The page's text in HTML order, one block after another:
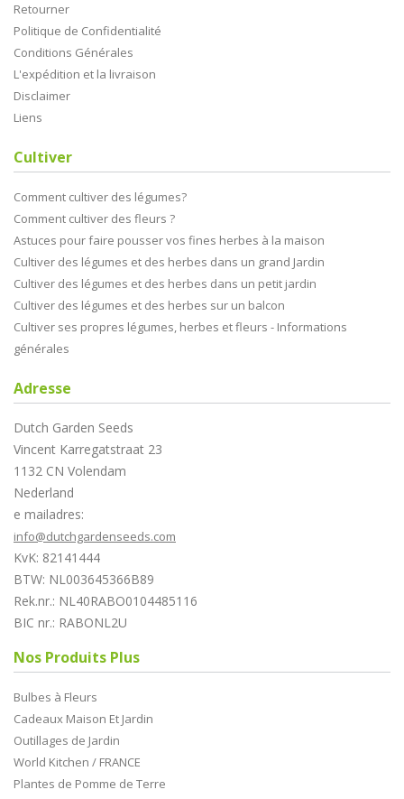
Retourner
Politique de Confidentialité
Conditions Générales
L'expédition et la livraison
Disclaimer
Liens
Cultiver
Comment cultiver des légumes?
Comment cultiver des fleurs ?
Astuces pour faire pousser vos fines herbes à la maison
Cultiver des légumes et des herbes dans un grand Jardin
Cultiver des légumes et des herbes dans un petit jardin
Cultiver des légumes et des herbes sur un balcon
Cultiver ses propres légumes, herbes et fleurs - Informations
générales
Adresse
Dutch Garden Seeds
Vincent Karregatstraat 23
1132 CN Volendam
Nederland
e mailadres:
info@dutchgardenseeds.com
KvK: 82141444
BTW: NL003645366B89
Rek.nr.: NL40RABO0104485116
BIC nr.: RABONL2U
Nos Produits Plus
Bulbes à Fleurs
Cadeaux Maison Et Jardin
Outillages de Jardin
World Kitchen / FRANCE
Plantes de Pomme de Terre